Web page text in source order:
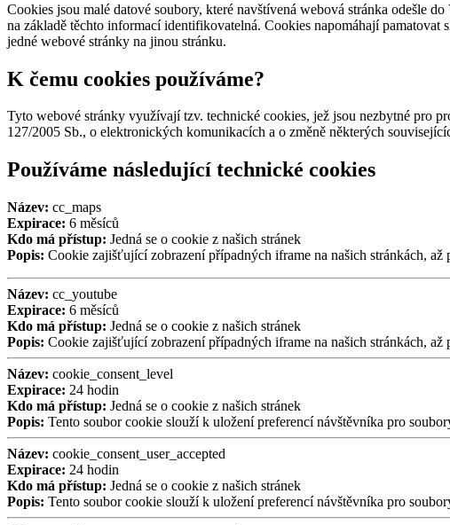
Cookies jsou malé datové soubory, které navštívená webová stránka odešle
na základě těchto informací identifikovatelná. Cookies napomáhají
jedné webové stránky na jinou stránku.
K čemu cookies používáme?
Tyto webové stránky využívají tzv. technické cookies, jež jsou nezbytné pro
127/2005 Sb., o elektronických komunikacích a o změně některých
Používáme následující technické cookies
Název: cc_maps
Expirace: 6 měsíců
Kdo má přístup: Jedná se o cookie z našich stránek
Popis: Cookie zajišťující zobrazení případných iframe na našich stránkách, až
Název: cc_youtube
Expirace: 6 měsíců
Kdo má přístup: Jedná se o cookie z našich stránek
Popis: Cookie zajišťující zobrazení případných iframe na našich stránkách, až
Název: cookie_consent_level
Expirace: 24 hodin
Kdo má přístup: Jedná se o cookie z našich stránek
Popis: Tento soubor cookie slouží k uložení preferencí návštěvníka pro
Název: cookie_consent_user_accepted
Expirace: 24 hodin
Kdo má přístup: Jedná se o cookie z našich stránek
Popis: Tento soubor cookie slouží k uložení preferencí návštěvníka pro